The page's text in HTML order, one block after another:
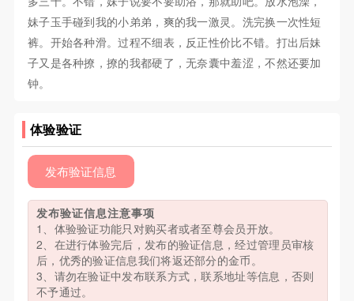
妹子玉手碰到我的小弟弟，爽的我一激灵。洗完换一次性短
裤。开始各种滑。过程不细表，反正性价比不错。打出后妹
子又是各种撩，撩的我都硬了，无奈囊中羞涩，不然还要加
钟。
体验验证
发布验证信息
发布验证信息注意事项
1、体验验证功能只对购买者或者至尊会员开放。
2、在进行体验完后，发布的验证信息，经过管理员审核
后，优秀的验证信息我们将返还部分的金币。
3、请勿在验证中发布联系方式，联系地址等信息，否则
不予通过。